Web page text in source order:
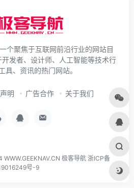
个聚焦于互联网前沿行业的网站目
发者、设计师、人工智能等技术行
具、资讯的热门网站。
明 广告合作 关于我们
WWW.GEEKNAV.CN 极客导航 浙ICP备
号-9